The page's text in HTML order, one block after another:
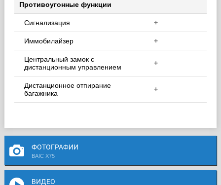
Противоугонные функции
Сигнализация +
Иммобилайзер +
Центральный замок с
дистанционным управлением
+
Дистанционное отпирание
багажника
+
ФОТОГРАФИИ
BAIC X75
ВИДЕО